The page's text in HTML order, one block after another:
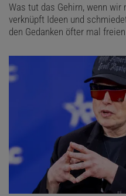
Was tut das Gehirn, wenn
verknüpft Ideen und
den Gedanken öfter mal